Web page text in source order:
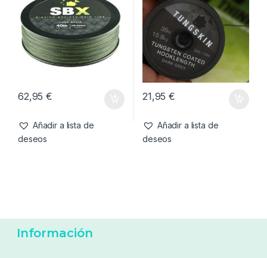
62,95€
Añadir a lista de
deseos
21,95€
Añadir a lista de
deseos
Información